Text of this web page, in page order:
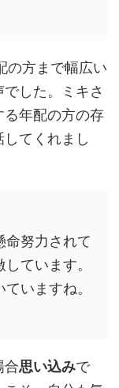
の方まで幅広い
した。ミキさ
る年配の方の存
てくれまし
命努力されて
ています。
いますね。
合思い込みで